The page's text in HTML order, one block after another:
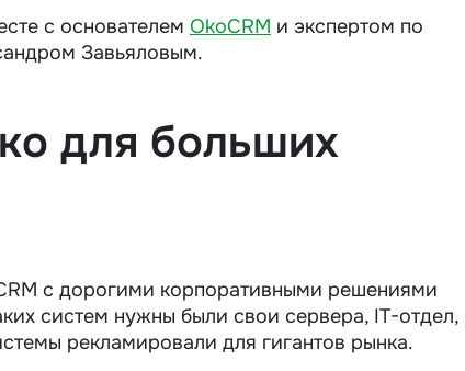
с основателем OkoCRM и экспертом по
Завьяловым.
для больших
с дорогими корпоративными решениями
систем нужны были свои сервера, IT-отдел,
рекламировали для гигантов рынка.